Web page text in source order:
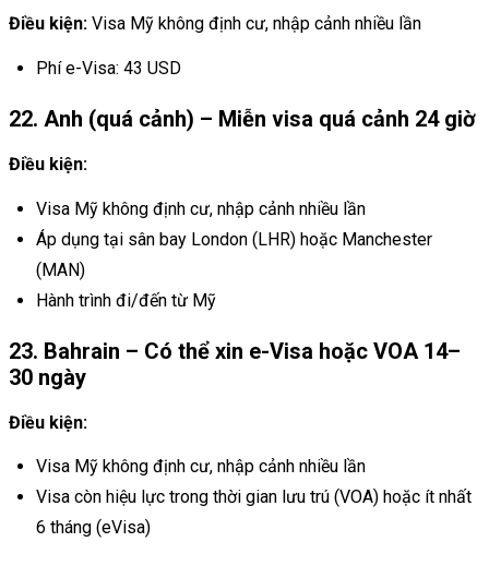
Điều kiện: Visa Mỹ không định cư, nhập cảnh nhiều lần
Phí e-Visa: 43 USD
22. Anh (quá cảnh) – Miễn visa quá cảnh 24 giờ
Điều kiện:
Visa Mỹ không định cư, nhập cảnh nhiều lần
Áp dụng tại sân bay London (LHR) hoặc Manchester
(MAN)
Hành trình đi/đến từ Mỹ
23. Bahrain – Có thể xin e-Visa hoặc VOA 14–
30 ngày
Điều kiện:
Visa Mỹ không định cư, nhập cảnh nhiều lần
Visa còn hiệu lực trong thời gian lưu trú (VOA) hoặc ít nhất
6 tháng (eVisa)